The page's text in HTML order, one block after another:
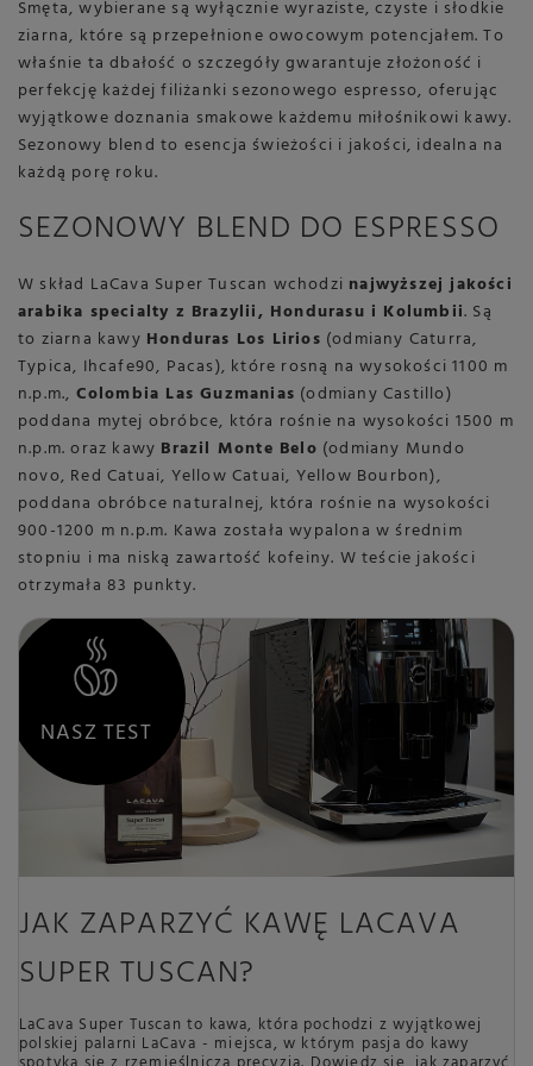
Smęta, wybierane są wyłącznie wyraziste, czyste i słodkie
ziarna, które są przepełnione owocowym potencjałem. To
właśnie ta dbałość o szczegóły gwarantuje złożoność i
perfekcję każdej filiżanki sezonowego espresso, oferując
wyjątkowe doznania smakowe każdemu miłośnikowi kawy.
Sezonowy blend to esencja świeżości i jakości, idealna na
każdą porę roku.
SEZONOWY BLEND DO ESPRESSO
W skład LaCava Super Tuscan wchodzi najwyższej jakości
arabika specialty z Brazylii, Hondurasu i Kolumbii. Są
to ziarna kawy Honduras Los Lirios (odmiany Caturra,
Typica, Ihcafe90, Pacas), które rosną na wysokości 1100 m
n.p.m., Colombia Las Guzmanias (odmiany Castillo)
poddana mytej obróbce, która rośnie na wysokości 1500 m
n.p.m. oraz kawy Brazil Monte Belo (odmiany Mundo
novo, Red Catuai, Yellow Catuai, Yellow Bourbon),
poddana obróbce naturalnej, która rośnie na wysokości
900-1200 m n.p.m. Kawa została wypalona w średnim
stopniu i ma niską zawartość kofeiny. W teście jakości
otrzymała 83 punkty.
JAK ZAPARZYĆ KAWĘ LACAVA
SUPER TUSCAN?
LaCava Super Tuscan to kawa, która pochodzi z wyjątkowej
polskiej palarni LaCava - miejsca, w którym pasja do kawy
NASZ TEST